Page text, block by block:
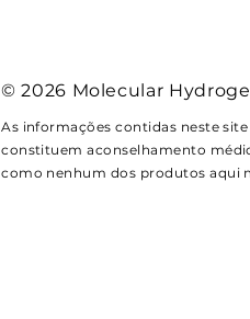
© 2026 Molecular
As informações contidas neste
constituem aconselhamento
como nenhum dos produtos aqui